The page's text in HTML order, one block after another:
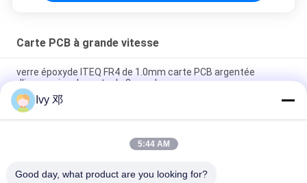
Carte PCB à grande vitesse
verre époxyde ITEQ FR4 de 1.0mm carte PCB argentée
d'immersion de carte de 2 couches
Carte PCB dure plaquée or de doigts de contact d'or de carte
de connecteur de carte PCB de doigt d'or
Plaque de circuits imprimés multicouche à 12 couches M6
Ivy 邓
5:44 AM
Good day, what product are you looking for?